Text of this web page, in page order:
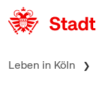
zum Inhalt springen
Leben in Köln